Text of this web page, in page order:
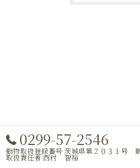
0299-57-2546
動物取扱登録番号 茨城県第２０３１号
取扱責任者 西村 智裕